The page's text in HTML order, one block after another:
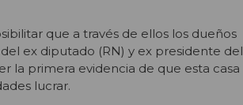
que a través de ellos los dueños
ex diputado (RN) y ex presidente del
la primera evidencia de que esta casa
lucrar.